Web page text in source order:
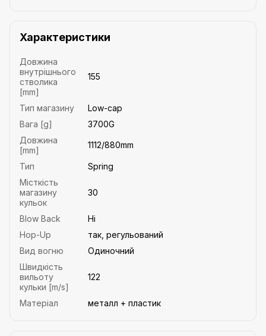
Характеристики
Довжина
внутрішнього
стволика
[mm]
155
Тип магазину
Low-cap
Вага [g]
3700G
Довжина
[mm]
1112/880mm
Тип
Spring
Місткість
магазину
кульок
30
Blow Back
Ні
Hop-Up
так, регульований
Вид вогню
Одиночний
Швидкість
вильоту
кульки [m/s]
122
Матеріал металл + пластик